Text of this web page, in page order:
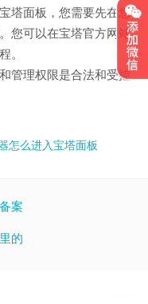
塔面板，您需要先在您
您可以在宝塔官方网站
。
管理权限是合法和受控
怎么进入宝塔面板
案
的